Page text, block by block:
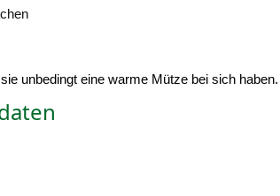
unbedingt eine warme Mütze bei sich